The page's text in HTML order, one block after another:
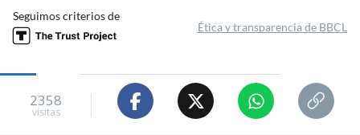
Seguimos criterios de
Ética y transparencia de BBCL
2358
visitas